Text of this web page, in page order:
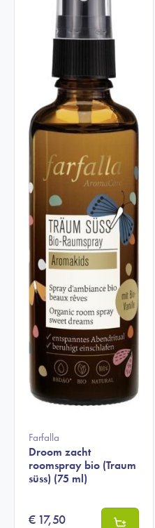
Farfalla
Droom zacht
roomspray bio (Traum
süss) (75 ml)
€17,50